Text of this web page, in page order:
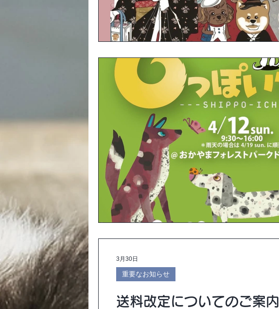
送料改定についてのご案内
重要なお知らせ
3月30日